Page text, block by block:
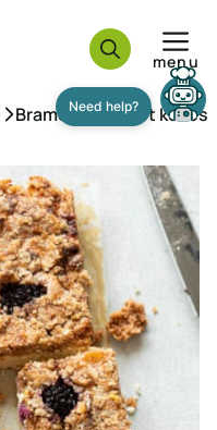
menu
»Bramencake met kokos
Need help?